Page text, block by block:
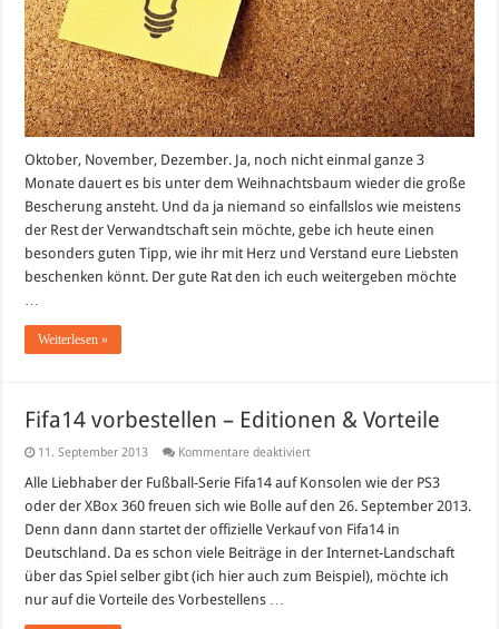
Oktober, November, Dezember. Ja, noch nicht einmal ganze 3
Monate dauert es bis unter dem Weihnachtsbaum wieder die große
Bescherung ansteht. Und da ja niemand so einfallslos wie meistens
der Rest der Verwandtschaft sein möchte, gebe ich heute einen
besonders guten Tipp, wie ihr mit Herz und Verstand eure Liebsten
beschenken könnt. Der gute Rat den ich euch weitergeben möchte
…
Weiterlesen »
Fifa14 vorbestellen – Editionen & Vorteile
11. September 2013 Kommentare deaktiviertfür
vorbestellen
Editionen
&
Vorteile
Alle Liebhaber der Fußball-Serie Fifa14 auf Konsolen wie der PS3
oder der XBox 360 freuen sich wie Bolle auf den 26. September 2013.
Denn dann dann startet der offizielle Verkauf von Fifa14 in
Deutschland. Da es schon viele Beiträge in der Internet-Landschaft
über das Spiel selber gibt (ich hier auch zum Beispiel), möchte ich
nur auf die Vorteile des Vorbestellens …